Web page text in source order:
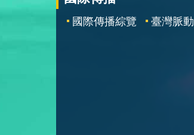
國際傳播綜覽 臺灣脈動